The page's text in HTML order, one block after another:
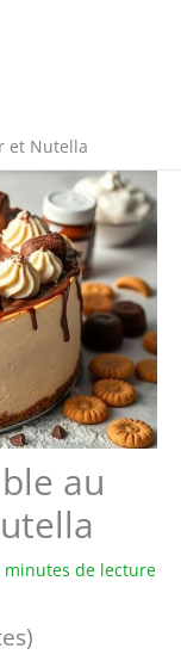
et Nutella
au
minutes de lecture